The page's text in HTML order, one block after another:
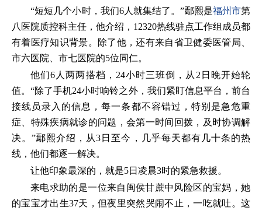
“短短几个小时，我们6人就集结了。”鄢熙是福州市第
八医院质控科主任，他介绍，12320热线驻点工作组成员都
有着医疗知识背景。除了他，还有来自省卫健委医管局、
市六医院、市七医院的5位同仁。
他们6人两两搭档，24小时三班倒，从2日晚开始轮
值。“除了手机24小时响铃之外，我们紧盯信息平台，前台
接线员录入的信息，每一条都不容错过，特别是急危重
症、特殊疾病就诊的问题，会第一时间回拨，及时协调解
决。”鄢熙介绍，从3日至今，几乎每天都有几十条的热
线，他们都逐一解决。
让他印象最深的，就是5日凌晨3时的紧急救援。
来电求助的是一位来自闽侯甘蔗中风险区的宝妈，她
的宝宝才出生37天，但夜里突然哭闹不止，一吃就吐。这